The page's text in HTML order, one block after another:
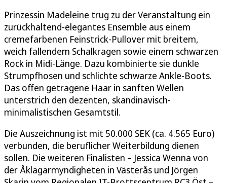
Prinzessin Madeleine trug zu der Veranstaltung ein
zurückhaltend-elegantes Ensemble aus einem
cremefarbenen Feinstrick-Pullover mit breitem,
weich fallendem Schalkragen sowie einem schwarzen
Rock in Midi-Länge. Dazu kombinierte sie dunkle
Strumpfhosen und schlichte schwarze Ankle-Boots.
Das offen getragene Haar in sanften Wellen
unterstrich den dezenten, skandinavisch-
minimalistischen Gesamtstil.
Die Auszeichnung ist mit 50.000 SEK (ca. 4.565 Euro)
verbunden, die beruflicher Weiterbildung dienen
sollen. Die weiteren Finalisten – Jessica Wenna von
der Åklagarmyndigheten in Västerås und Jörgen